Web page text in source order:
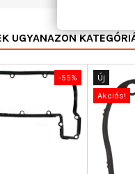
UGYANAZON
-55%
Új
Akciós!